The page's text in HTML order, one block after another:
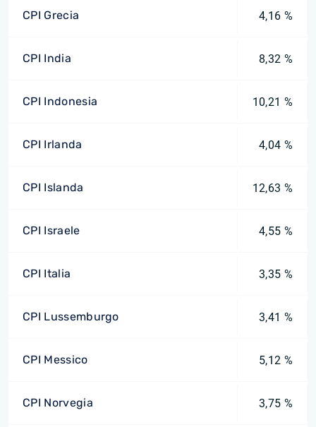
CPI Grecia 4,16 %
CPI India 8,32 %
CPI Indonesia 10,21 %
CPI Irlanda 4,04 %
CPI Islanda 12,63 %
CPI Israele 4,55 %
CPI Italia 3,35 %
CPI Lussemburgo 3,41 %
CPI Messico 5,12 %
CPI Norvegia 3,75 %